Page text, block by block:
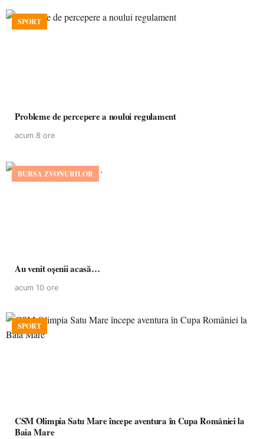
SPORT
Probleme de percepere a noului regulament
acum 8 ore
BURSA ZVONURILOR
Au venit oșenii acasă…
acum 10 ore
SPORT
CSM Olimpia Satu Mare începe aventura în Cupa României la
Baia Mare